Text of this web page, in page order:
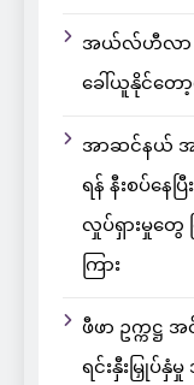
အယ်လ်ဟီလာ
ခေါ်ယူနိုင်တေ
အာဆင်နယ် အ
ရန် နီးစပ်နေ
လှုပ်ရှားမှုတွေ
ကြား
ဖီဖာ ဥက္ကဋ္ဌ
ရင်းနှီးမြှုပ်နှံ